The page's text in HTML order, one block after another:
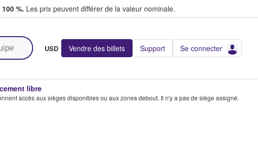
%. Les prix peuvent différer de la valeur nominale.
USD Vendre des billets Support Se connecter
libre
accès aux sièges disponibles ou aux zones debout. Il n'y a pas de siège assigné.